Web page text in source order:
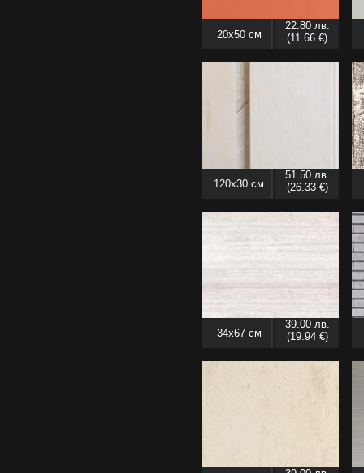
20x50 см
22.80 лв.
(11.66 €)
120x30 см
51.50 лв.
(26.33 €)
34x67 см
39.00 лв.
(19.94 €)